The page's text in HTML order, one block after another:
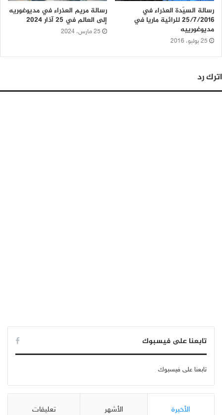
رسالة السيّدة العذراء في
25/7/2016 للرائية ماريا في
مديوغورييه
25 يوليو، 2016
رسالة مريم العذراء في مديوغوريه
إلى العالم في 25 آذار 2024
25 مارس، 2024
اترك رد
تابعنا على فيسبوك
تابعنا على فيسبوك
الأخيرة الأشهر تعليقات